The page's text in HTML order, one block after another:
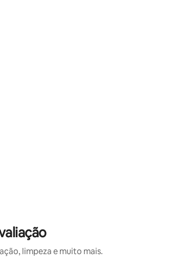
na tela.
limpeza e muito mais.